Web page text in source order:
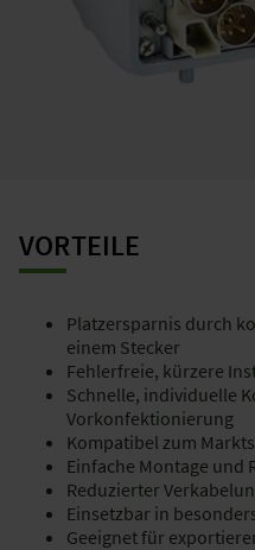
VORTEILE
Platzersparnis durch
einem Stecker
Fehlerfreie, kürzere
Schnelle, individuelle
Vorkonfektionierung
Kompatibel zum
Einfache Montage und
Reduzierter
Einsetzbar in
Geeignet für